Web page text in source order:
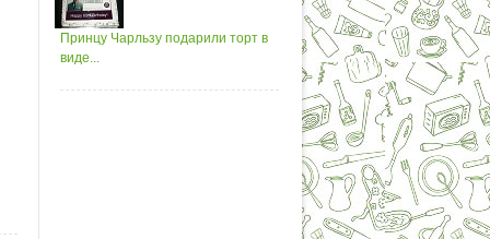
Принцу Чарльзу подарили торт в
виде...